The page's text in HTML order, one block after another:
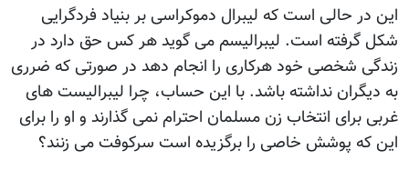
این در حالی است که لیبرال دموکراسی بر بنیاد فردگرایی
شکل گرفته است. لیبرالیسم می گوید هر کس حق دارد در
زندگی شخصی خود هرکاری را انجام دهد در صورتی که ضرری
به دیگران نداشته باشد. با این حساب، چرا لیبرالیست های
غربی برای انتخاب زن مسلمان احترام نمی گذارند و او را برای
این که پوشش خاصی را برگزیده است سرکوفت می زنند؟